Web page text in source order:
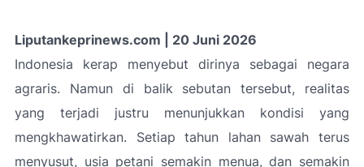
Liputankeprinews.com | 20 Juni 2026
Indonesia kerap menyebut dirinya sebagai negara
agraris. Namun di balik sebutan tersebut, realitas
yang terjadi justru menunjukkan kondisi yang
mengkhawatirkan. Setiap tahun lahan sawah terus
menyusut, usia petani semakin menua, dan semakin